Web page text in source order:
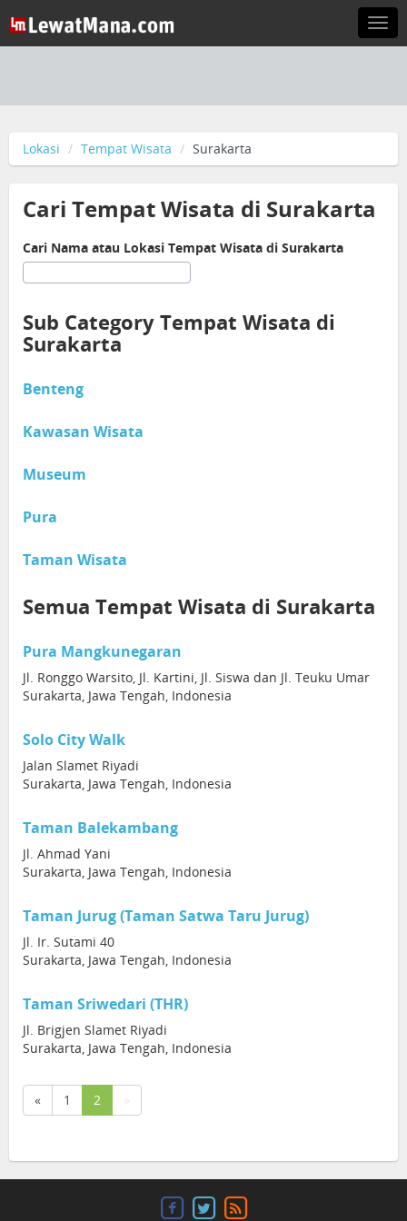
Lokasi Tempat Wisata Surakarta
Cari Tempat Wisata di Surakarta
Cari Nama atau Lokasi Tempat Wisata di Surakarta
Sub Category Tempat Wisata di
Surakarta
Benteng
Kawasan Wisata
Museum
Pura
Taman Wisata
Semua Tempat Wisata di Surakarta
Pura Mangkunegaran
Jl. Ronggo Warsito, Jl. Kartini, Jl. Siswa dan Jl. Teuku Umar
Surakarta, Jawa Tengah, Indonesia
Solo City Walk
Jalan Slamet Riyadi
Surakarta, Jawa Tengah, Indonesia
Taman Balekambang
Jl. Ahmad Yani
Surakarta, Jawa Tengah, Indonesia
Taman Jurug (Taman Satwa Taru Jurug)
Jl. Ir. Sutami 40
Surakarta, Jawa Tengah, Indonesia
Taman Sriwedari (THR)
Jl. Brigjen Slamet Riyadi
Surakarta, Jawa Tengah, Indonesia
« 1 2 (current)
»